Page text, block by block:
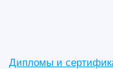
Дипломы и